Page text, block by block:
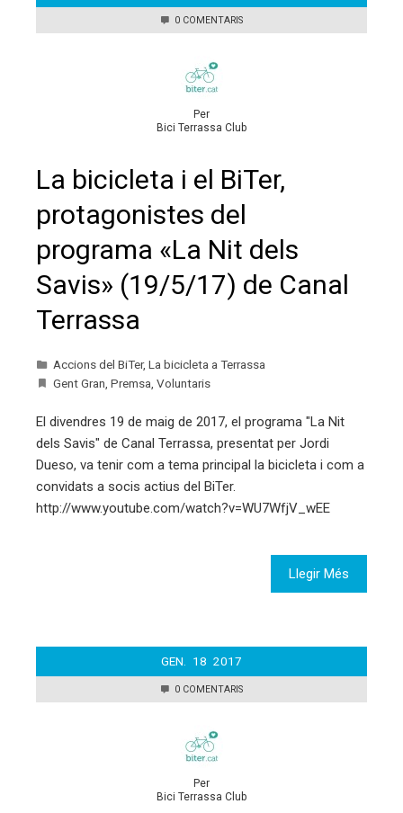
0 COMENTARIS
Per
Bici Terrassa Club
La bicicleta i el BiTer,
protagonistes del
programa «La Nit dels
Savis» (19/5/17) de Canal
Terrassa
Accions del BiTer, La bicicleta a Terrassa
Gent Gran Premsa Voluntaris
El divendres 19 de maig de 2017, el programa "La Nit
dels Savis" de Canal Terrassa, presentat per Jordi
Dueso, va tenir com a tema principal la bicicleta i com a
convidats a socis actius del BiTer.
http://www.youtube.com/watch?v=WU7WfjV_wEE
Llegir Més
GEN. 18 2017
0 COMENTARIS
Per
Bici Terrassa Club